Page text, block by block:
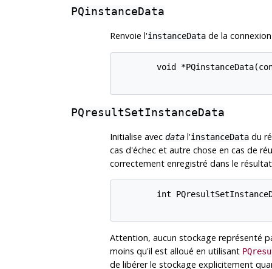
PQinstanceData
Renvoie l'instanceDatade la
void
PQresultSetInstanceData
Initialise avec datal'instanceDatadu
cas d'échec et autre chose en cas de
correctement enregistré dans le
int
Attention, aucun stockage représenté
moins qu'il est alloué en utilisant
de libérer le stockage explicitement